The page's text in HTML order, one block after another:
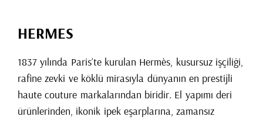
HERMES
1837 yılında Paris’te kurulan Hermès, kusursuz işçiliği,
rafine zevki ve köklü mirasıyla dünyanın en prestijli
haute couture markalarından biridir. El yapımı deri
ürünlerinden, ikonik ipek eşarplarına, zamansız